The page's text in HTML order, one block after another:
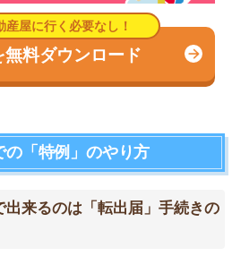
無料ダウンロード
の「特例」のやり方
出来るのは「転出届」手続きの